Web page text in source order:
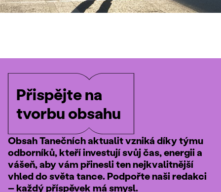
Přispějte na
tvorbu obsahu
Obsah Tanečních aktualit vzniká díky týmu
odborníků, kteří investují svůj čas, energii a
vášeň, aby vám přinesli ten nejkvalitnější
vhled do světa tance. Podpořte naši redakci
– každý příspěvek má smysl.